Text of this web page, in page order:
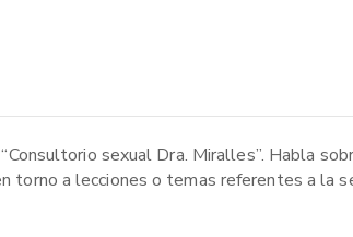
sexual Dra. Miralles”. Habla
a lecciones o temas referentes a la